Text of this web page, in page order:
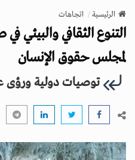
v
g
a
i
الرئيسية اتجاهات
لمجلس حقوق الإنسان
توصيات دولية ورؤى